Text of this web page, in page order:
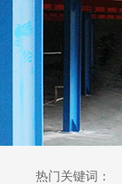
热门关键词：